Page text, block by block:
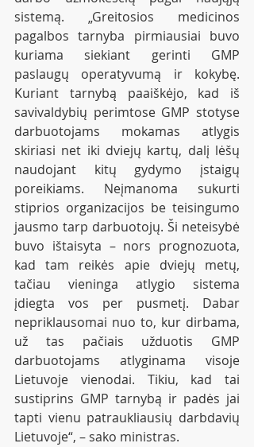
sistemą. „Greitosios medicinos
pagalbos tarnyba pirmiausiai buvo
kuriama siekiant gerinti GMP
paslaugų operatyvumą ir kokybę.
Kuriant tarnybą paaiškėjo, kad iš
savivaldybių perimtose GMP stotyse
darbuotojams mokamas atlygis
skiriasi net iki dviejų kartų, dalį lėšų
naudojant kitų gydymo įstaigų
poreikiams. Neįmanoma sukurti
stiprios organizacijos be teisingumo
jausmo tarp darbuotojų. Ši neteisybė
buvo ištaisyta – nors prognozuota,
kad tam reikės apie dviejų metų,
tačiau vieninga atlygio sistema
įdiegta vos per pusmetį. Dabar
nepriklausomai nuo to, kur dirbama,
už tas pačiais užduotis GMP
darbuotojams atlyginama visoje
Lietuvoje vienodai. Tikiu, kad tai
sustiprins GMP tarnybą ir padės jai
tapti vienu patraukliausių darbdavių
Lietuvoje“, – sako ministras.